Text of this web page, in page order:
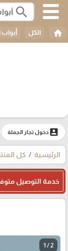
search
home الكل
account_boxدخول تجار الجملة
الرئيسية كل
خدمة التوصيل
1 / 2